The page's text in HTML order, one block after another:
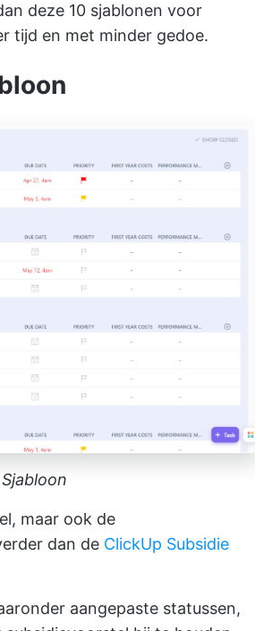
deze 10 sjablonen voor
tijd en met minder gedoe.
maar ook de
dan de ClickUp Subsidie
aangepaste statussen,